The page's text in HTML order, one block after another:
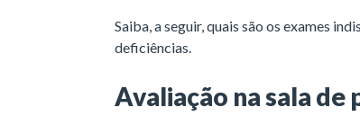
Saiba, a seguir, quais são os exames
deficiências.
Avaliação na sala de